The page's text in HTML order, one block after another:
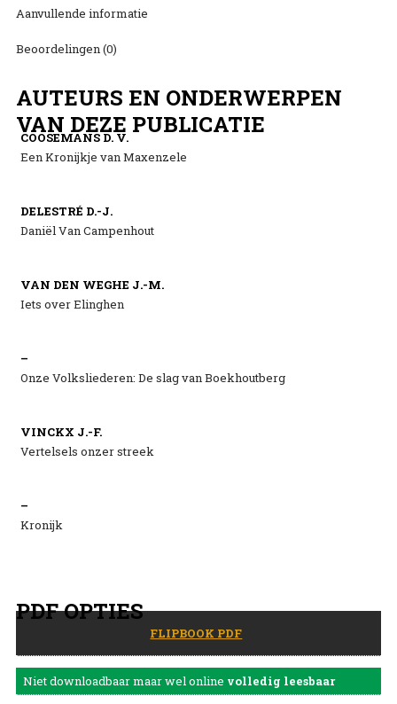
Aanvullende informatie
Beoordelingen (0)
AUTEURS EN ONDERWERPEN
VAN DEZE PUBLICATIE
COOSEMANS D. V.
Een Kronijkje van Maxenzele
DELESTRÉ D.-J.
Daniël Van Campenhout
VAN DEN WEGHE J.-M.
Iets over Elinghen
–
Onze Volksliederen: De slag van Boekhoutberg
VINCKX J.-F.
Vertelsels onzer streek
–
Kronijk
PDF OPTIES
FLIPBOOK PDF
Niet downloadbaar maar wel online volledig leesbaar